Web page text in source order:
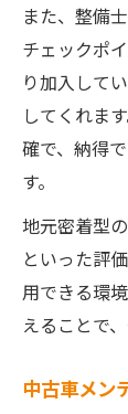
また、整備
チェックポ
り加入して
してくれま
確で、納得
す。
地元密着型
といった評
用できる環
えることで
中古車メン